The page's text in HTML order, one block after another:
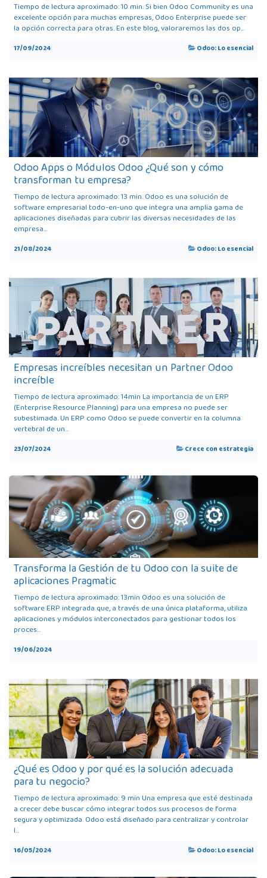
Tiempo de lectura aproximado: 10 min. Si bien Odoo Community es una
excelente opción para muchas empresas, Odoo Enterprise puede ser
la opción correcta para otras. En este blog, valoraremos las dos op...
17/09/2024 Odoo: Lo esencial
Odoo Apps o Módulos Odoo ¿Qué son y cómo
transforman tu empresa?
Tiempo de lectura aproximado: 13 min. Odoo es una solución de
software empresarial todo-en-uno que integra una amplia gama de
aplicaciones diseñadas para cubrir las diversas necesidades de las
empresa...
21/08/2024 Odoo: Lo esencial
Empresas increíbles necesitan un Partner Odoo
increíble
Tiempo de lectura aproximado: 14min La importancia de un ERP
(Enterprise Resource Planning) para una empresa no puede ser
subestimada. Un ERP como Odoo se puede convertir en la columna
vertebral de un...
23/07/2024 Crece con estrategia
Transforma la Gestión de tu Odoo con la suite de
aplicaciones Pragmatic
Tiempo de lectura aproximado: 13min Odoo es una solución de
software ERP integrada que, a través de una única plataforma, utiliza
aplicaciones y módulos interconectados para gestionar todos los
proces...
19/06/2024
¿Qué es Odoo y por qué es la solución adecuada
para tu negocio?
Tiempo de lectura aproximado: 9 min Una empresa que esté destinada
a crecer debe buscar cómo integrar todos sus procesos de forma
segura y optimizada. Odoo está diseñado para centralizar y controlar
l...
16/05/2024 Odoo: Lo esencial